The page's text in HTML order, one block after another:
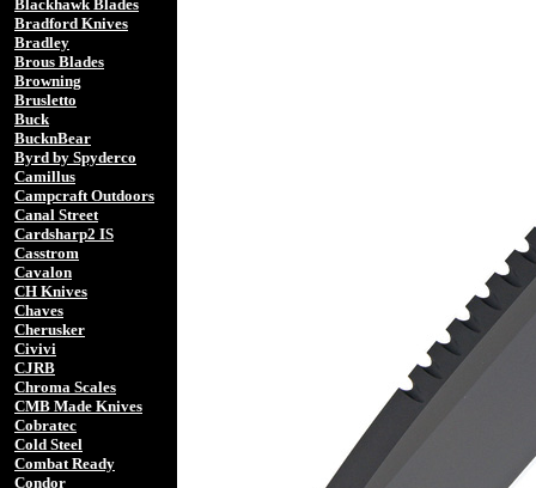
Blackhawk Blades
Bradford Knives
Bradley
Brous Blades
Browning
Brusletto
Buck
BucknBear
Byrd by Spyderco
Camillus
Campcraft Outdoors
Canal Street
Cardsharp2 IS
Casstrom
Cavalon
CH Knives
Chaves
Cherusker
Civivi
CJRB
Chroma Scales
CMB Made Knives
Cobratec
Cold Steel
Combat Ready
Condor